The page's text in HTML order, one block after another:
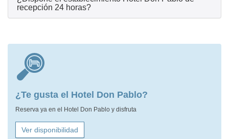
recepción 24 horas?
¿Te gusta el Hotel Don Pablo?
Reserva ya en el Hotel Don Pablo y disfruta
Ver disponibilidad